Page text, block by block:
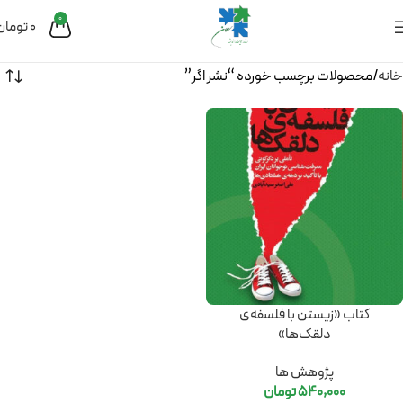
0
0
خانه محصولات برچسب خورده “نشر اگر”
کتاب «زیستن با فلسفه‌ی
دلقک‌ها»
پژوهش ها
540,000تومان